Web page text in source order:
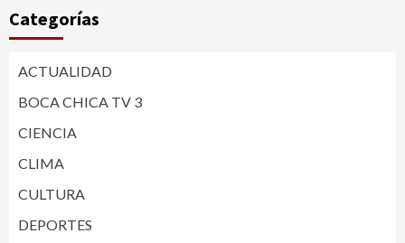
Categorías
ACTUALIDAD
BOCA CHICA TV 3
CIENCIA
CLIMA
CULTURA
DEPORTES